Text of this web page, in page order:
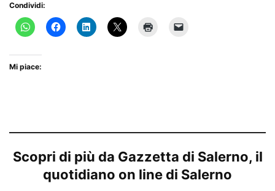
Condividi:
Mi piace:
Scopri di più da Gazzetta di Salerno, il
quotidiano on line di Salerno